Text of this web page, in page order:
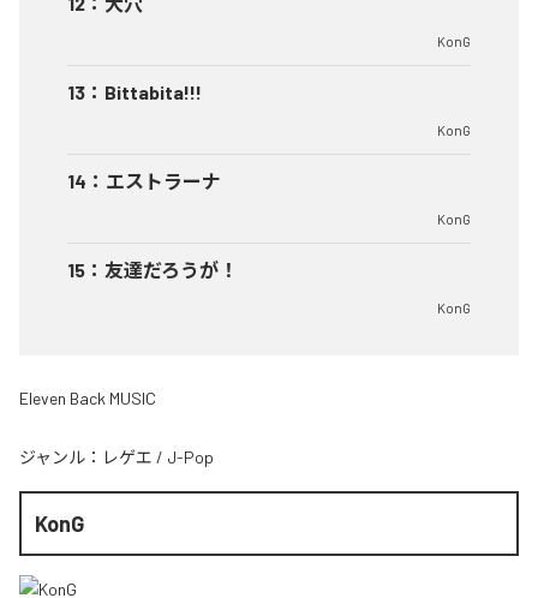
KonG
13 ： Bittabita!!!
KonG
14 ： エストラーナ
KonG
15 ： 友達だろうが！
KonG
Eleven Back MUSIC
ジャンル： レゲエ / J-Pop
KonG